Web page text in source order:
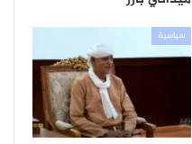
سياسية